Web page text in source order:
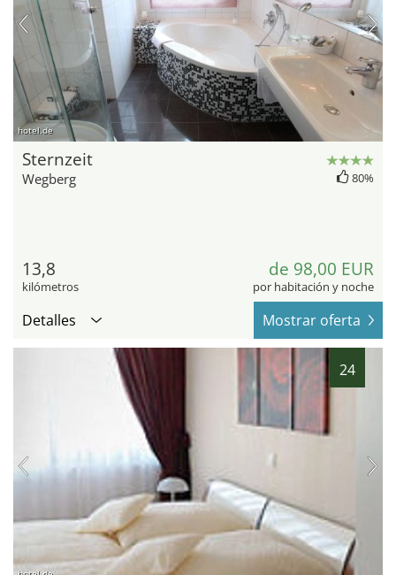
hotel.de
Sternzeit
Wegberg 80%
13,8
kilómetros
de 98,00 EUR
por habitación y noche
Detalles Mostrar oferta
24